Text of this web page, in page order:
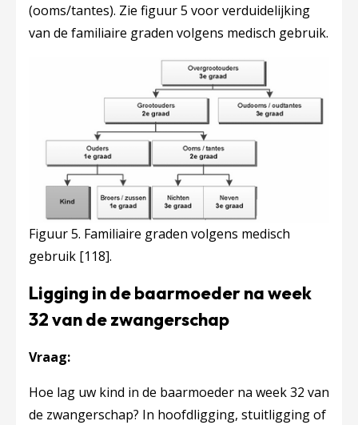
(ooms/tantes). Zie figuur 5 voor verduidelijking
van de familiaire graden volgens medisch gebruik.
Figuur 5. Familiaire graden volgens medisch
gebruik [118].
Ligging in de baarmoeder na week
32 van de zwangerschap
Vraag:
Hoe lag uw kind in de baarmoeder na week 32 van
de zwangerschap? In hoofdligging, stuitligging of